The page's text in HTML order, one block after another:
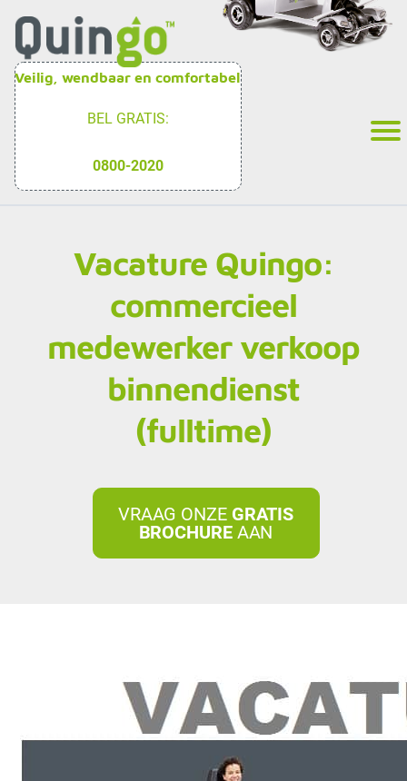
Veilig, wendbaar en comfortabel
BEL GRATIS:
0800-2020
Vacature Quingo:
commercieel
medewerker verkoop
binnendienst
(fulltime)
VRAAG ONZE GRATIS
BROCHUREAAN